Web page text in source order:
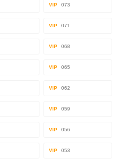
VIP 073
VIP 071
VIP 068
VIP 065
VIP 062
VIP 059
VIP 056
VIP 053